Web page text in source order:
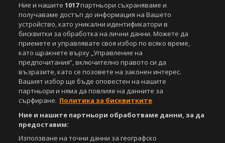
Ние и нашите1017партньори съхраняваме и
получаваме достъп до информация на Вашето
устройство, като уникални идентификатори в
бисквитки за обработка на лични данни. Можете да
приемете и управлявате своя избор по всяко време,
като щракнете върху „Управление на
предпочитания“, включително правото си да
възразите, като се позовете на законен интерес.
Вашият избор ще бъде оповестен на нашите
партньори и няма да повлияе на данните за
сърфиране. Политика за бисквитките
Ние и нашите партньори обработваме данни, за да
предоставим:
Използване на точни данни за географско